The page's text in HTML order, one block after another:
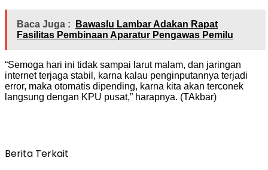
Baca Juga :
Bawaslu Lambar Adakan Rapat
Fasilitas Pembinaan Aparatur Pengawas Pemilu
“Semoga hari ini tidak sampai larut malam, dan jaringan
internet terjaga stabil, karna kalau penginputannya terjadi
error, maka otomatis dipending, karna kita akan terconek
langsung dengan KPU pusat,” harapnya. (TAkbar)
Berita Terkait